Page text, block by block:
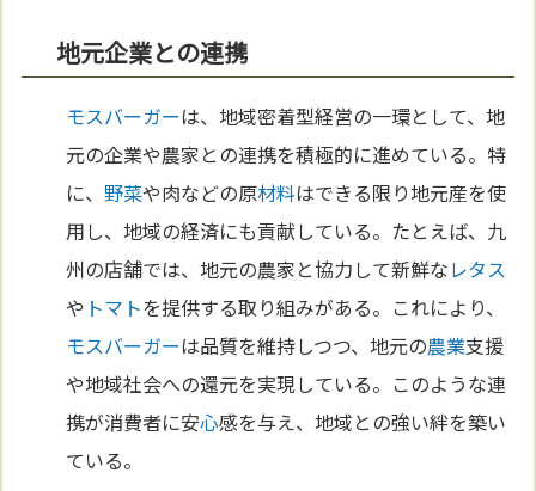
地元企業との連携
モスバーガーは、地域密着型経営の一環として、地
元の企業や農家との連携を積極的に進めている。特
に、野菜や肉などの原材料はできる限り地元産を使
用し、地域の経済にも貢献している。たとえば、九
州の店舗では、地元の農家と協力して新鮮なレタス
や トマトを提供する取り組みがある。これにより、
モスバーガーは品質を維持しつつ、地元の農業支援
や地域社会への還元を実現している。このような連
携が消費者に安心感を与え、地域との強い絆を築い
ている。